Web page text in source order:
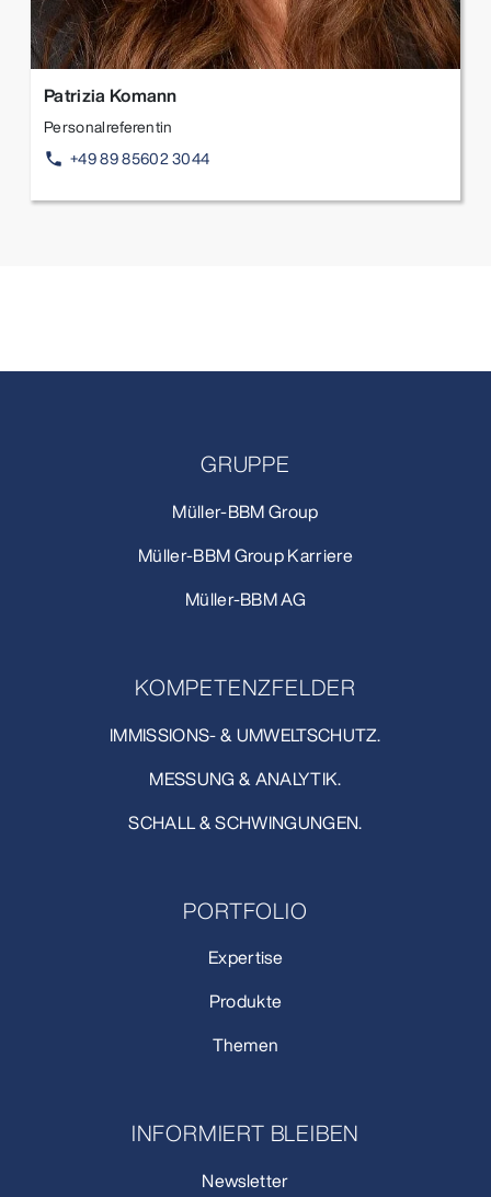
Patrizia Komann
Personalreferentin
phone +49 89 85602 3044
GRUPPE
Müller-BBM Group
Müller-BBM Group Karriere
Müller-BBM AG
KOMPETENZFELDER
IMMISSIONS- & UMWELTSCHUTZ.
MESSUNG & ANALYTIK.
SCHALL & SCHWINGUNGEN.
PORTFOLIO
Expertise
Produkte
Themen
INFORMIERT BLEIBEN
Newsletter